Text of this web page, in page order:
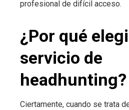
profesional de difícil acceso.
¿Por qué
servicio de
headhunting?
Ciertamente, cuando se trata